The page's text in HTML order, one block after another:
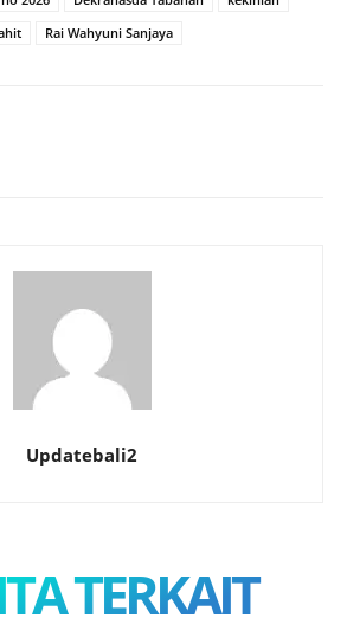
Rai Wahyuni Sanjaya
Updatebali2
TERKAIT